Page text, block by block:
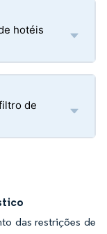
hotéis
de
das restrições de